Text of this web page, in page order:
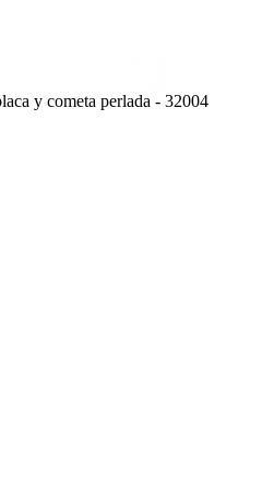
y cometa perlada - 32004